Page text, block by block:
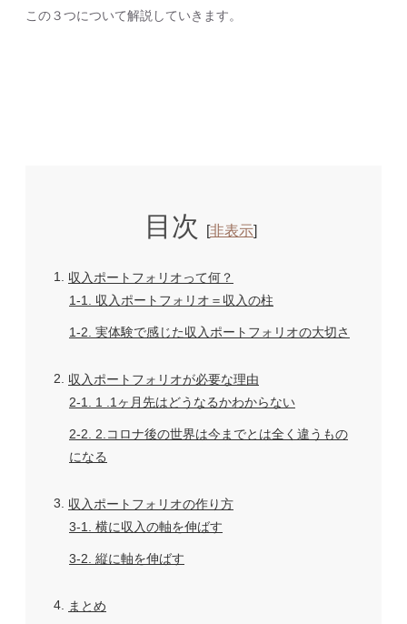
この３つについて解説していきます。
目次 [非表示]
1
収入ポートフォリオって何？
1-1
収入ポートフォリオ＝収入の柱
1-2 実体験で感じた収入ポートフォリオの大切さ
2
収入ポートフォリオが必要な理由
2-1
1 .1ヶ月先はどうなるかわからない
2-2 2.コロナ後の世界は今までとは全く違うもの
になる
3
収入ポートフォリオの作り方
3-1 横に収入の軸を伸ばす
3-2 縦に軸を伸ばす
4 まとめ